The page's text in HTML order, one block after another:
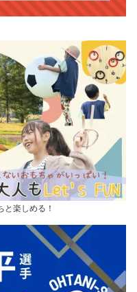
と楽しめる！